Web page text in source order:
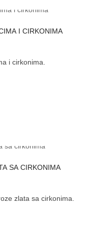
I CIRKONIMA
i cirkonima.
SA CIRKONIMA
zlata sa cirkonima.